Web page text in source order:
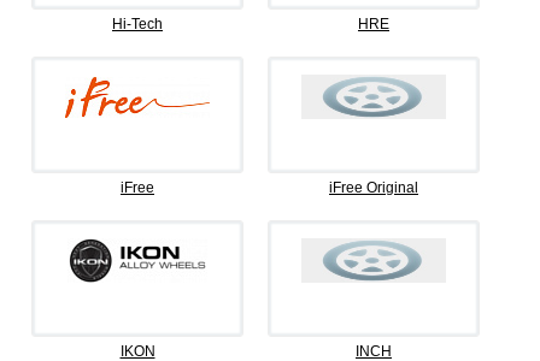
Hi-Tech HRE
iFree iFree Original
IKON INCH